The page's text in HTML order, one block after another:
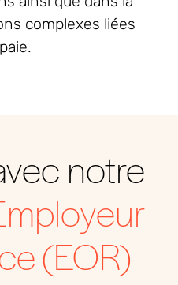
complexes liées
notre
(EOR)